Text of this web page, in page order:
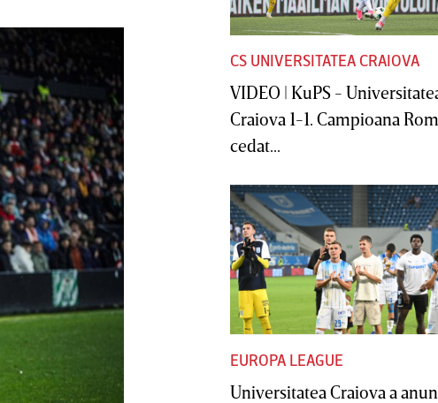
CS UNIVERSITATEA CRAIOVA
VIDEO | KuPS -
Craiova 1-1. Campioana
cedat...
EUROPA LEAGUE
Universitatea Craiova a